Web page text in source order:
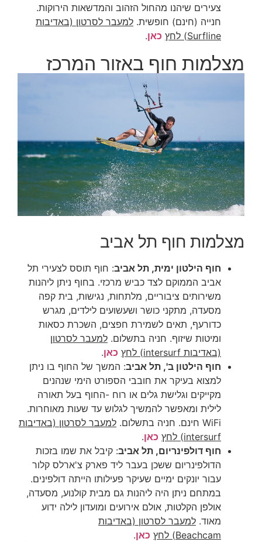
צעירים שיהנו מהחול הזהוב והמדשאות הירוקות.
חנייה (חינם) חופשית. למעבר לסרטון (באדיבות
Surfline) לחץ
כאן.
מצלמות חוף באזור המרכז
מצלמות חוף תל אביב
חוף הילטון ימית, תל אביב: חוף תוסס לצעירי תל
אביב הממוקם לצד כביש מרכזי. בחוף ניתן ליהנות
משירותים ציבוריים, מלתחות, נגישות, בית קפה
מסעדה, מתקני כושר ושעשועים לילדים, מגרש
כדורעף, תאים לשמירת חפצים, השכרת כסאות
ומיטות שיזוף. חניה בתשלום. למעבר לסרטון
(באדיבות intersurf) לחץ
כאן.
חוף הילטון ב', תל אביב: המשך של החוף בו ניתן
למצוא בעיקר את חובבי הספורט הימי שנהנים
מקייקים וגלישת גלים או רוח -החוף בעל תאורה
לילית ומאפשר להמשיך לגלוש עד שעות מאוחרות.
WiFi חינם. חניה בתשלום.
למעבר לסרטון (באדיבות
intersurf) לחץ כאן.
חוף דולפינריום, תל אביב: קיבל את שמו בזכות
הדולפינריום ששכן בעבר ליד פארק צ'ארלס קלור
עבור יונקים ימיים שעיקר פעילותו הייתה דולפינים.
במתחם ניתן היה ליהנות גם מבית קולנוע, מסעדה,
אולפן הקלטות, אולם אירועים ומועדון לילה ידוע
מאוד. למעבר לסרטון (באדיבות
Beachcam) לחץ כאן.